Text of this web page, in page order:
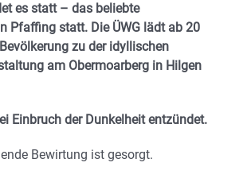
es statt – das beliebte
Pfaffing statt. Die ÜWG lädt ab 20
zu der idyllischen
am Obermoarberg in Hilgen
Einbruch der Dunkelheit entzündet.
Bewirtung ist gesorgt.